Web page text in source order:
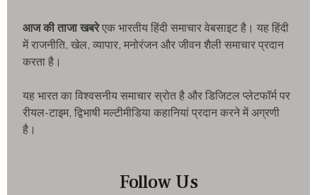
आज की ताजा खबरेएक भारतीय हिंदी समाचार वेबसाइट है। यह हिंदी
में राजनीति, खेल, व्यापार, मनोरंजन और जीवन शैली समाचार प्रदान
करता है।
यह भारत का विश्वसनीय समाचार स्रोत है और डिजिटल प्लेटफॉर्म पर
रीयल-टाइम, द्विभाषी मल्टीमीडिया कहानियां प्रदान करने में अग्रणी
है।
Follow Us